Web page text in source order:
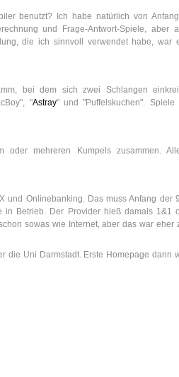
benutzt? Ich habe natürlich von
und Frage-Antwort-Spiele, aber
die ich sinnvoll verwendet habe, war
bei dem sich zwei Schlangen
"Astray" und "Puffelskuchen". Spiele
mehreren Kumpels zusammen.
und Onlinebanking. Das muss Anfang der
in Betrieb. Der Provider hieß damals 1&1
sowas wie Internet, aber das war eher
die Uni Darmstadt. Erste Homepage dann